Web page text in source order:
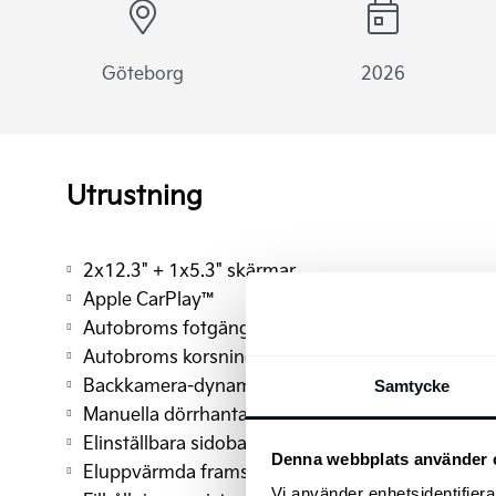
Samtycke
Denna webbplats använder
Göteborg 2026
Utrustning
2x12.3" + 1x5.3" skärmar
Apple CarPlay™
Autobroms fotgängare
Autobroms korsning
Backkamera-dynamisk projicering
Manuella dörrhantag
Elinställbara sidobackspeglar
Eluppvärmda framstolar